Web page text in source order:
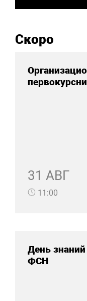
Скоро
31 АВГ
11:00
День
ФСН